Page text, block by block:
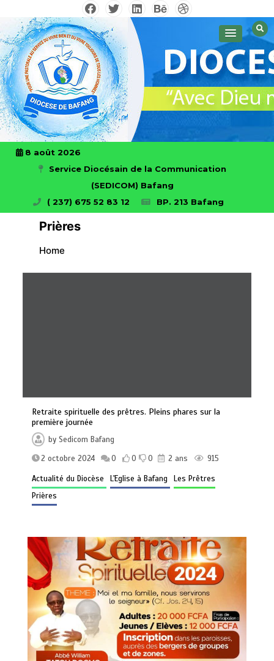
contentDiocese de Bafang!
Avec Dieu nous ferons des prouesses
8 août 2026
Service Diocésain de la Communication
(SEDICOM) Bafang
( 237) 675 52 83 12
BP. 213 Bafang
Prières
Home
Retraite spirituelle des prêtres. Pleins phares sur la
première journée
bySedicom Bafang
2 octobre 2024
0 0 0 2 ans 915
Actualité du Diocèse L'Eglise à Bafang
Les Prêtres
Prières